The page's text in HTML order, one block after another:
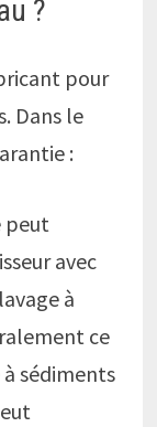
?
pour
Dans le
:
peut
avec
à
ce
sédiments